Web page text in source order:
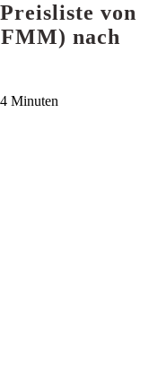
von
nach
Minuten